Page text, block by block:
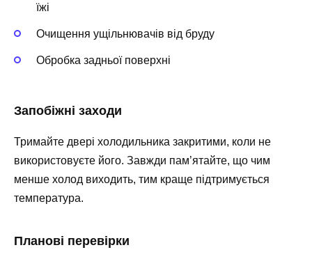
їжі
Очищення ущільнювачів від бруду
Обробка задньої поверхні
Запобіжні заходи
Тримайте двері холодильника закритими, коли не
використовуєте його. Завжди пам’ятайте, що чим
менше холод виходить, тим краще підтримується
температура.
Планові перевірки